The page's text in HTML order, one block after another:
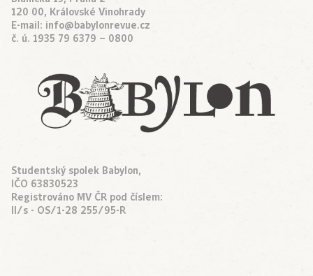
120 00, Královské Vinohrady
E-mail: info@babylonrevue.cz
č. ú. 1935 79 6379 – 0800
Studentský spolek Babylon,
IČO 63830523
Registrováno MV ČR pod číslem:
II/s - OS/1-28 255/95-R